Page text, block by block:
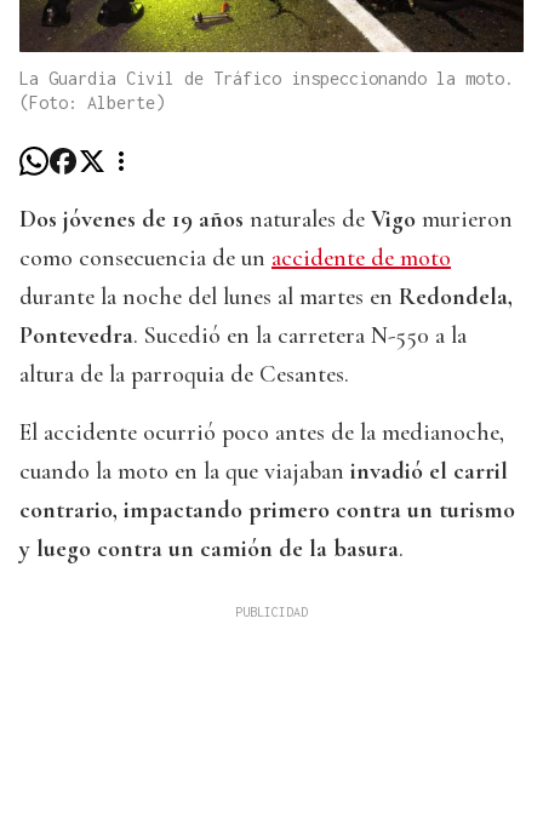
La Guardia Civil de Tráfico inspeccionando la moto.
(Foto: Alberte)
Dos jóvenes de 19 años naturales de Vigo murieron
como consecuencia de un accidente de moto
durante la noche del lunes al martes en Redondela,
Pontevedra. Sucedió en la carretera N-550 a la
altura de la parroquia de Cesantes.
El accidente ocurrió poco antes de la medianoche,
cuando la moto en la que viajaban invadió el carril
contrario, impactando primero contra un turismo
y luego contra un camión de la basura.